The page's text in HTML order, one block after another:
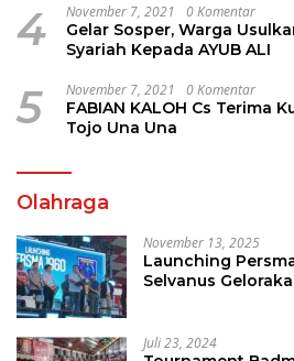
4 November 7, 2021 0 Komentar
Gelar Sosper, Warga
Syariah Kepada AYUB ALI
5 November 7, 2021 0 Komentar
FABIAN KALOH Cs Terima
Tojo Una Una
Olahraga
November 13, 2025
Launching
Selvanus
Juli 23, 2024